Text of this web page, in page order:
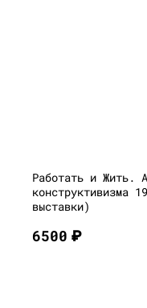
Работать и Жить.
конструктивизма
выставки)
6500₽